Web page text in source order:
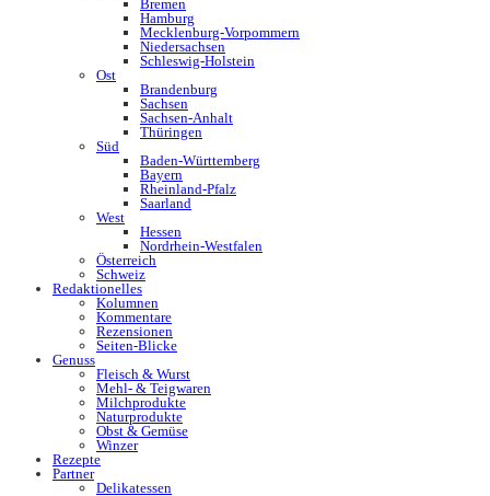
Bremen
Hamburg
Mecklenburg-Vorpommern
Niedersachsen
Schleswig-Holstein
Ost
Brandenburg
Sachsen
Sachsen-Anhalt
Thüringen
Süd
Baden-Württemberg
Bayern
Rheinland-Pfalz
Saarland
West
Hessen
Nordrhein-Westfalen
Österreich
Schweiz
Redaktionelles
Kolumnen
Kommentare
Rezensionen
Seiten-Blicke
Genuss
Fleisch & Wurst
Mehl- & Teigwaren
Milchprodukte
Naturprodukte
Obst & Gemüse
Winzer
Rezepte
Partner
Delikatessen